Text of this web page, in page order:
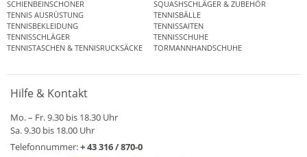
SCHIENBEINSCHONER
SQUASHSCHLÄGER & ZUBEHÖR
TENNIS AUSRÜSTUNG
TENNISBÄLLE
TENNISBEKLEIDUNG
TENNISSAITEN
TENNISSCHLÄGER
TENNISSCHUHE
TENNISTASCHEN & TENNISRUCKSÄCKE
TORMANNHANDSCHUHE
Hilfe & Kontakt
Mo. – Fr. 9.30 bis 18.30 Uhr
Sa. 9.30 bis 18.00 Uhr
Telefonnummer:+ 43 316 / 870-0